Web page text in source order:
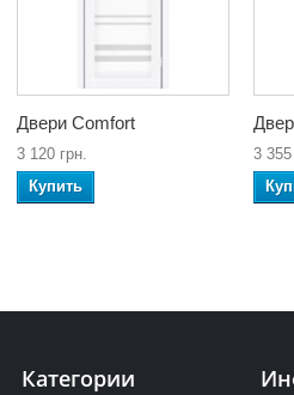
Двери Comfort
3 120 грн.
Купить
3 355
Категории